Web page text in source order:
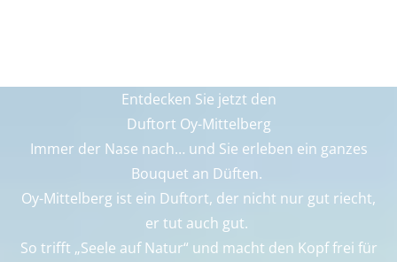
Entdecken Sie jetzt den
Duftort Oy-Mittelberg
Immer der Nase nach… und Sie erleben ein ganzes
Bouquet an Düften.
Oy-Mittelberg ist ein Duftort, der nicht nur gut riecht,
er tut auch gut.
So trifft „Seele auf Natur“ und macht den Kopf frei für